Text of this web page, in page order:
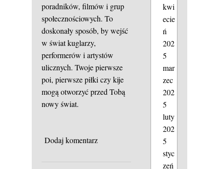
poradników, filmów i grup
społecznościowych. To
doskonały sposób, by wejść
w świat kuglarzy,
performerów i artystów
ulicznych. Twoje pierwsze
poi, pierwsze piłki czy kije
mogą otworzyć przed Tobą
nowy świat.
Dodaj komentarz
kwi
ecie
ń
202
5
mar
zec
202
5
luty
202
5
styc
zeń